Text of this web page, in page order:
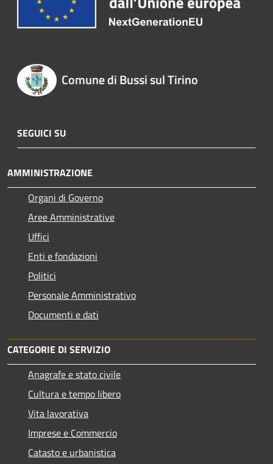
Comune di Bussi sul Tirino
SEGUICI SU
AMMINISTRAZIONE
Organi di Governo
Aree Amministrative
Uffici
Enti e fondazioni
Politici
Personale Amministrativo
Documenti e dati
CATEGORIE DI SERVIZIO
Anagrafe e stato civile
Cultura e tempo libero
Vita lavorativa
Imprese e Commercio
Catasto e urbanistica